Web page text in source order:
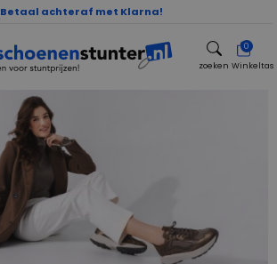
Betaal achteraf met Klarna!
zoeken
0
Winkeltas